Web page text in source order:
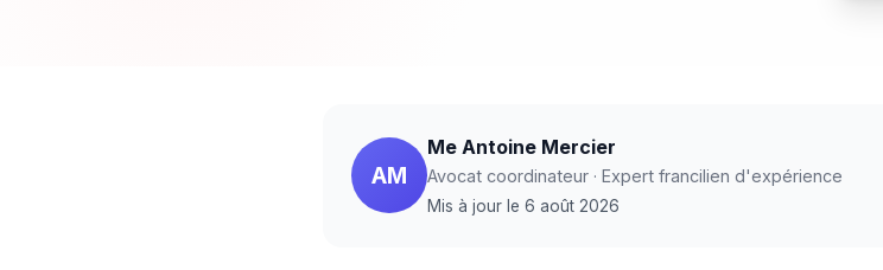
AM
Me Antoine Mercier
Avocat coordinateur · Expert francilien d'expérience
Mis à jour le 6 août 2026